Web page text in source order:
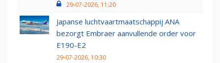
29-07-2026, 11:20
Japanse luchtvaartmaatschappij ANA
bezorgt Embraer aanvullende order voor
E190-E2
29-07-2026, 10:30